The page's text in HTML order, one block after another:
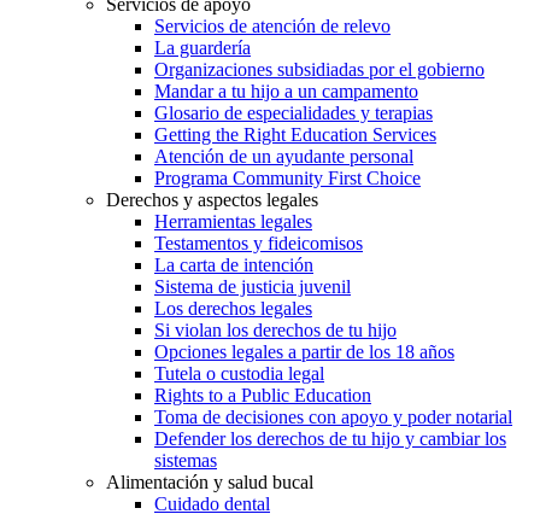
Servicios de atención de relevo
La guardería
Organizaciones subsidiadas por el gobierno
Mandar a tu hijo a un campamento
Glosario de especialidades y terapias
Getting the Right Education Services
Atención de un ayudante personal
Programa Community First Choice
Derechos y aspectos legales
Herramientas legales
Testamentos y fideicomisos
La carta de intención
Sistema de justicia juvenil
Los derechos legales
Si violan los derechos de tu hijo
Opciones legales a partir de los 18 años
Tutela o custodia legal
Rights to a Public Education
Toma de decisiones con apoyo y poder notarial
Defender los derechos de tu hijo y cambiar los
sistemas
Alimentación y salud bucal
Cuidado dental